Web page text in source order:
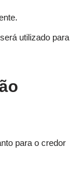
utilizado para
para o credor